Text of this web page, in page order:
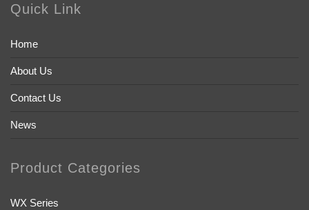
Quick Link
Home
About Us
Contact Us
News
Product Categories
WX Series